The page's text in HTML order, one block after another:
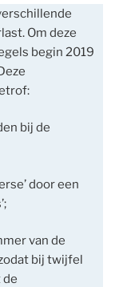
Om deze
begin 2019
bij de
door een
van de
bij twijfel
de